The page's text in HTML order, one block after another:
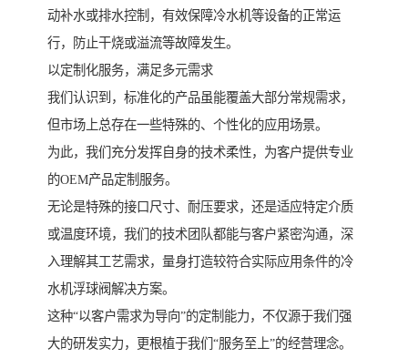
动补水或排水控制，有效保障冷水机等设备的正常运
行，防止干烧或溢流等故障发生。
以定制化服务，满足多元需求
我们认识到，标准化的产品虽能覆盖大部分常规需求，
但市场上总存在一些特殊的、个性化的应用场景。
为此，我们充分发挥自身的技术柔性，为客户提供专业
的OEM产品定制服务。
无论是特殊的接口尺寸、耐压要求，还是适应特定介质
或温度环境，我们的技术团队都能与客户紧密沟通，深
入理解其工艺需求，量身打造较符合实际应用条件的冷
水机浮球阀解决方案。
这种“以客户需求为导向”的定制能力，不仅源于我们强
大的研发实力，更根植于我们“服务至上”的经营理念。